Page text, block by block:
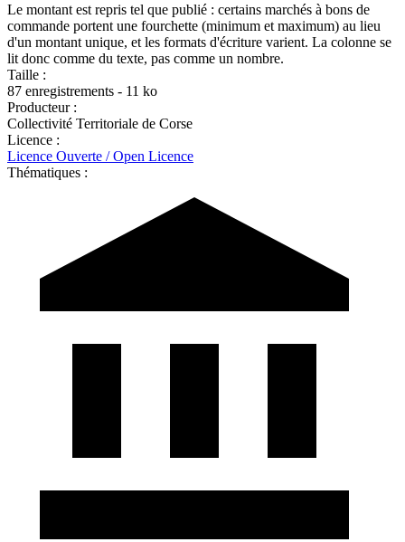
Le montant est repris tel que publié : certains marchés à bons de
commande portent une fourchette (minimum et maximum) au lieu
d'un montant unique, et les formats d'écriture varient. La colonne se
lit donc comme du texte, pas comme un nombre.
Taille :
87 enregistrements - 11 ko
Producteur :
Collectivité Territoriale de Corse
Licence :
Licence Ouverte / Open Licence
Thématiques :